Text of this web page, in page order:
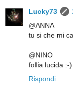
Lucky73
@ANNA
tu si che mi
@NINO
follia lucida :-)
Rispondi